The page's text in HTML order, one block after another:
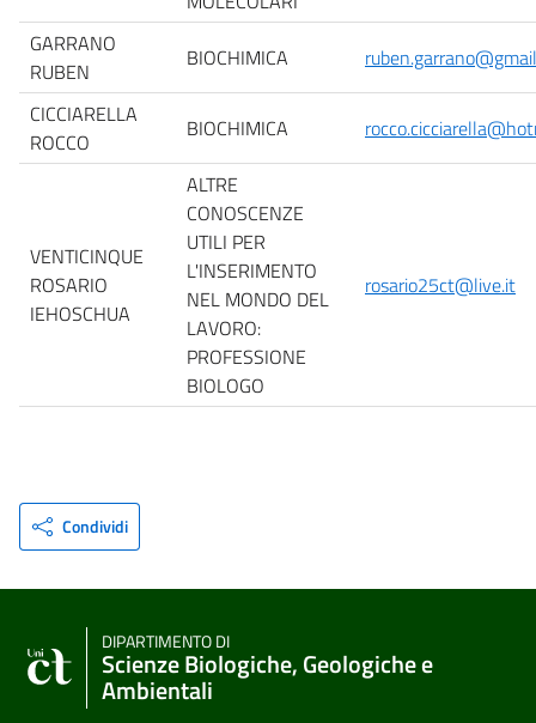
GARRANO
RUBEN
BIOCHIMICA
CICCIARELLA
ROCCO
BIOCHIMICA
VENTICINQUE
ROSARIO
IEHOSCHUA
ALTRE
CONOSCENZE
UTILI PER
L'INSERIMENTO
NEL MONDO DEL
LAVORO:
PROFESSIONE
BIOLOGO
rosario25ct@live.it
Condividi
DIPARTIMENTO DI
Scienze Biologiche, Geologiche e
Ambientali